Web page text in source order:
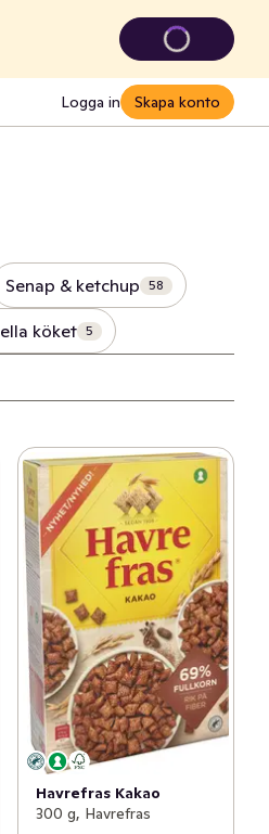
Logga in Skapa konto
Senap & ketchup 58
köket 5
Havrefras Kakao
300 g, Havrefras